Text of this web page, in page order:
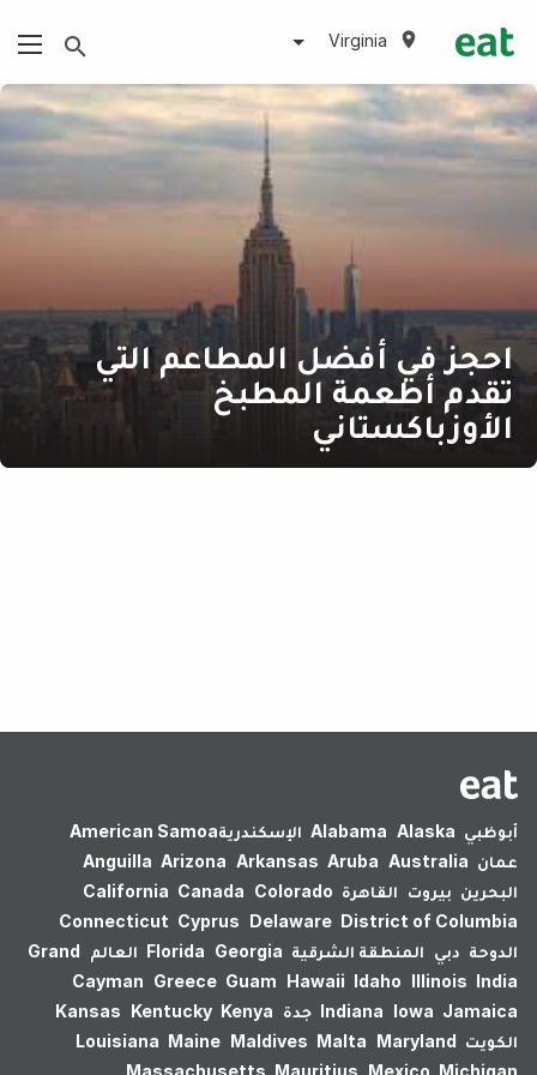
Virginia
احجز في أفضل المطاعم التي
تقدم أطعمة المطبخ
الأوزباكستاني
أبوظبي Alabama Alaska الإسكندرية‎American Samoa
عمان
Anguilla Arizona Arkansas Aruba Australia
البحرين بيروت القاهرة California Canada Colorado
Connecticut Cyprus Delaware District of Columbia
الدوحة دبي المنطقة الشرقية Florida Georgia العالم
Grand
Cayman Greece Guam Hawaii Idaho Illinois India
Indiana Iowa Jamaica جدة Kansas Kentucky Kenya
الكويت
Louisiana Maine Maldives Malta Maryland